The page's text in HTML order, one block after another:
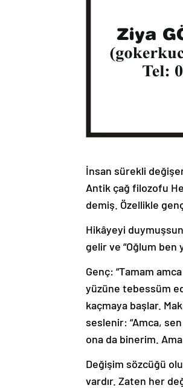
İnsan sürekli
Antik çağ filozofu
demiş. Özellikle
Hikâyeyi
gelir ve “Oğlum ben
Genç: “Tamam
yüzüne tebessüm
kaçmaya başlar.
seslenir: “Amca,
ona da binerim.
Değişim sözcüğü
vardır. Zaten her